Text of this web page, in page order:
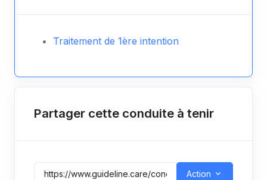
Traitement de 1ère intention
Partager cette conduite à tenir
Action